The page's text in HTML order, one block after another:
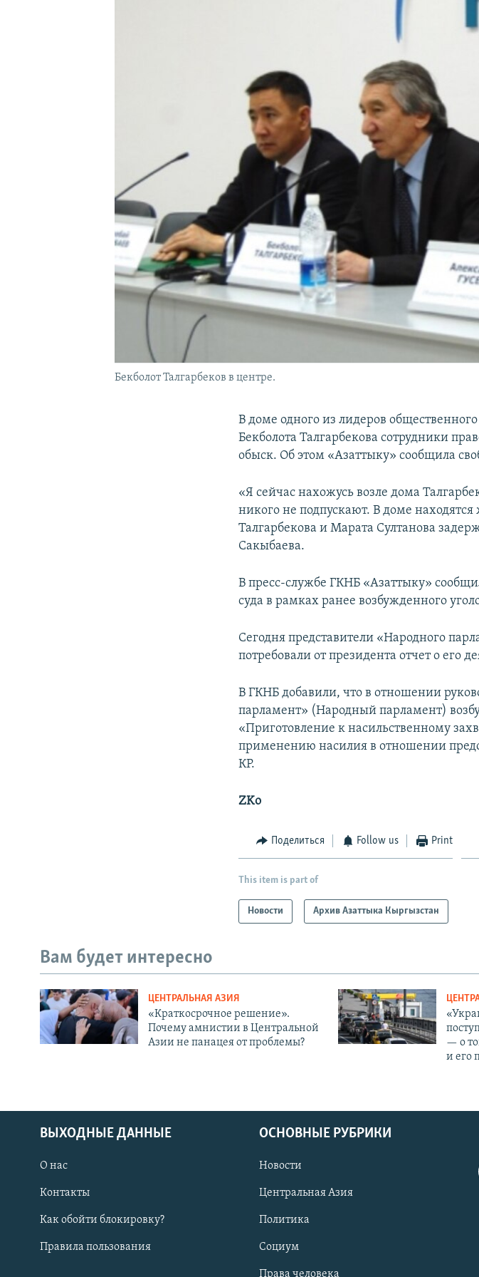
Бекболот Талгарбеков в центре.
В доме одного из лидеров
Бекболота Талгарбекова сотрудники
обыск. Об этом «Азаттыку» сообщила
«Я сейчас нахожусь возле дома
никого не подпускают. В доме
Талгарбекова и Марата Султанова
Сакыбаева.
В пресс-службе ГКНБ «Азаттыку»
суда в рамках ранее возбужденного
Сегодня представители «Народного
потребовали от президента отчет о его
В ГКНБ добавили, что в отношении
парламент» (Народный парламент)
«Приготовление к насильственному
применению насилия в отношении
КР.
ZKo
Поделиться Follow us Print
This item is part of
Новости Архив Азаттыка Кыргызстан
Вам будет интересно
ЦЕНТРАЛЬНАЯ АЗИЯ
«Краткосрочное решение».
Почему амнистии в Центральной
Азии не панацея от проблемы?
— о
и его
ВЫХОДНЫЕ ДАННЫЕ
О нас
Контакты
Как обойти блокировку?
Правила пользования
ОСНОВНЫЕ РУБРИКИ
Новости
Центральная Азия
Политика
Социум
Права человека